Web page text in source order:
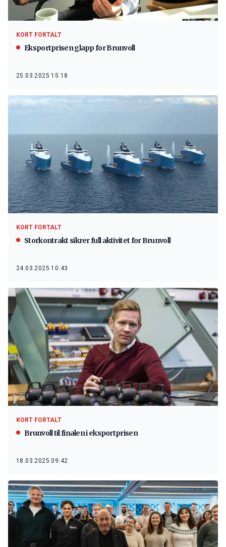
KORT FORTALT
Eksportprisen glapp for Brunvoll
25.03.2025 15:18
KORT FORTALT
Storkontrakt sikrer full aktivitet for Brunvoll
24.03.2025 10:43
KORT FORTALT
Brunvoll til finalen i eksportprisen
18.03.2025 09:42